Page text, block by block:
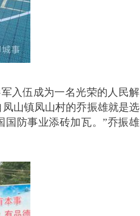
入伍成为一名光荣的人民解
山镇凤山村的乔振雄就是选
防事业添砖加瓦。”乔振雄